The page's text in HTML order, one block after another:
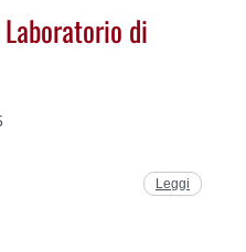
di
Leggi